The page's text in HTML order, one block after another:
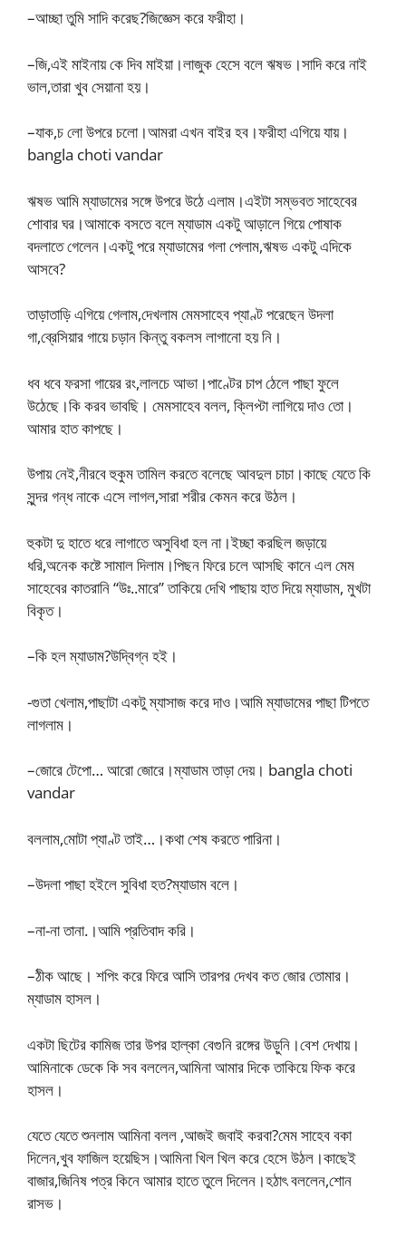
–আচ্ছা তুমি সাদি করেছ?জিজ্ঞেস করে ফরীহা।
–জি,এই মাইনায় কে দিব মাইয়া।লাজুক হেসে বলে ঋষভ।সাদি করে নাই
ভাল,তারা খুব সেয়ানা হয়।
–যাক,চ লো উপরে চলো।আমরা এখন বাইর হব।ফরীহা এগিয়ে যায়।
bangla choti vandar
ঋষভ আমি ম্যাডামের সঙ্গে উপরে উঠে এলাম।এইটা সম্ভবত সাহেবের
শোবার ঘর।আমাকে বসতে বলে ম্যাডাম একটু আড়ালে গিয়ে পোষাক
বদলাতে গেলেন।একটু পরে ম্যাডামের গলা পেলাম,ঋষভ একটু এদিকে
আসবে?
তাড়াতাড়ি এগিয়ে গেলাম,দেখলাম মেমসাহেব প্যাণ্ট পরেছেন উদলা
গা,ব্রেসিয়ার গায়ে চড়ান কিন্তু বকলস লাগানো হয় নি।
ধব ধবে ফরসা গায়ের রং,লালচে আভা।পাণ্টের চাপ ঠেলে পাছা ফুলে
উঠেছে।কি করব ভাবছি। মেমসাহেব বলল, ক্লিপ্টা লাগিয়ে দাও তো।
আমার হাত কাপছে।
উপায় নেই,নীরবে হুকুম তামিল করতে বলেছে আবদুল চাচা।কাছে যেতে কি
সুন্দর গন্ধ নাকে এসে লাগল,সারা শরীর কেমন করে উঠল।
হুকটা দু হাতে ধরে লাগাতে অসুবিধা হল না।ইচ্ছা করছিল জড়ায়ে
ধরি,অনেক কষ্টে সামাল দিলাম।পিছন ফিরে চলে আসছি কানে এল মেম
সাহেবের কাতরানি “উঃ..মারে” তাকিয়ে দেখি পাছায় হাত দিয়ে ম্যাডাম, মুখটা
বিকৃত।
–কি হল ম্যাডাম?উদ্বিগ্ন হই।
-গুতা খেলাম,পাছাটা একটু ম্যাসাজ করে দাও।আমি ম্যাডামের পাছা টিপতে
লাগলাম।
–জোরে টেপো… আরো জোরে।ম্যাডাম তাড়া দেয়। bangla choti
vandar
বললাম,মোটা প্যাণ্ট তাই…।কথা শেষ করতে পারিনা।
–উদলা পাছা হইলে সুবিধা হত?ম্যাডাম বলে।
–না-না তানা.।আমি প্রতিবাদ করি।
–ঠীক আছে। শপিং করে ফিরে আসি তারপর দেখব কত জোর তোমার।
ম্যাডাম হাসল।
একটা ছিটের কামিজ তার উপর হাল্কা বেগুনি রঙ্গের উড়ুনি।বেশ দেখায়।
আমিনাকে ডেকে কি সব বললেন,আমিনা আমার দিকে তাকিয়ে ফিক করে
হাসল।
যেতে যেতে শুনলাম আমিনা বলল ,আজই জবাই করবা?মেম সাহেব বকা
দিলেন,খুব ফাজিল হয়েছিস।আমিনা খিল খিল করে হেসে উঠল।কাছেই
বাজার,জিনিষ পত্র কিনে আমার হাতে তুলে দিলেন।হঠাৎ বললেন,শোন
রাসভ।